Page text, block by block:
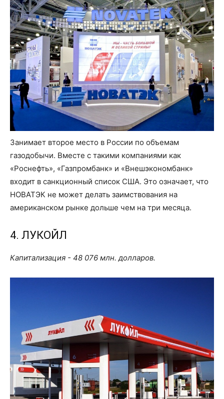
Занимает второе место в России по объемам
газодобычи. Вместе с такими компаниями как
«Роснефть», «Газпромбанк» и «Внешэкономбанк»
входит в санкционный список США. Это означает, что
НОВАТЭК не может делать заимствования на
американском рынке дольше чем на три месяца.
4. ЛУКОЙЛ
Капитализация - 48 076 млн. долларов.